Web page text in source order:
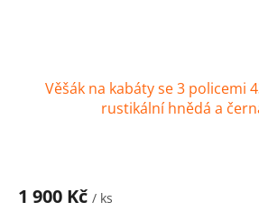
Věšák na kabáty se 3 policemi
rustikální hnědá a
1 900 Kč / ks